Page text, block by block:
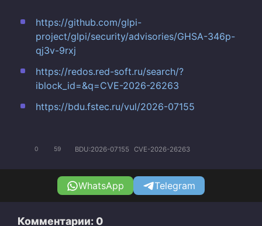
https://github.com/glpi-
project/glpi/security/advisories/GHSA-346p-
qj3v-9rxj
https://redos.red-soft.ru/search/?
iblock_id=&q=CVE-2026-26263
https://bdu.fstec.ru/vul/2026-07155
0 59 BDU:2026-07155 CVE-2026-26263
WhatsApp Telegram
Комментарии: 0